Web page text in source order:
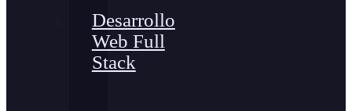
Desarrollo
Web Full
Stack